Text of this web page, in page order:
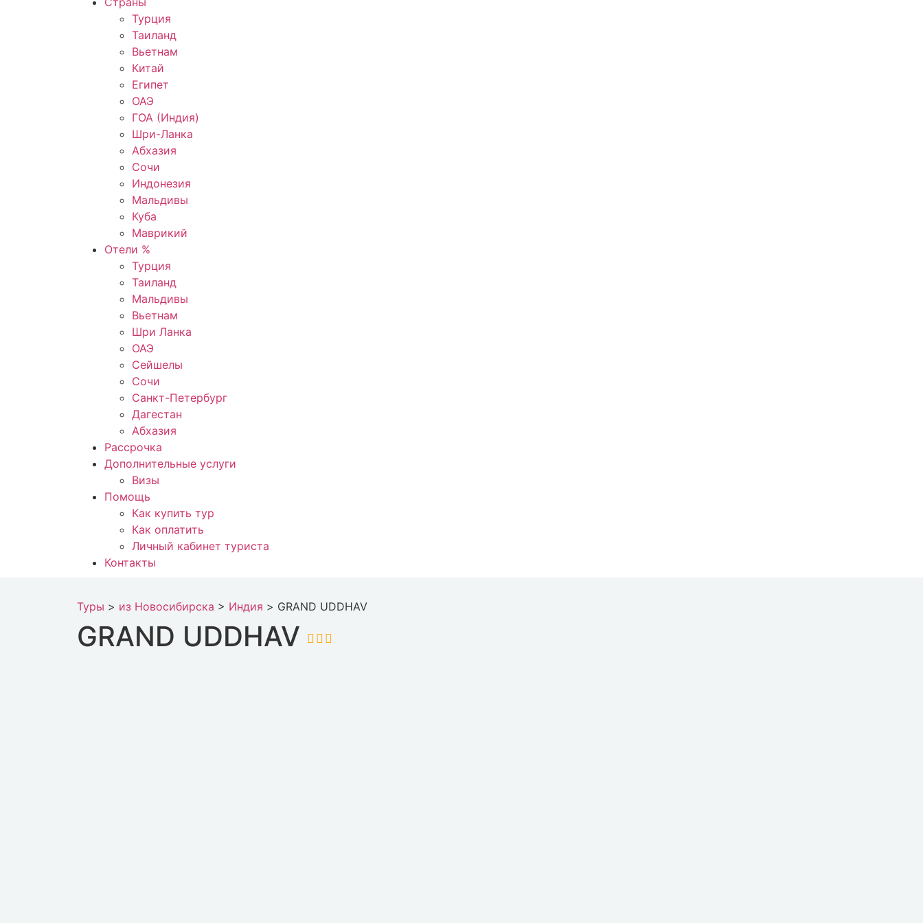
Турция
Таиланд
Вьетнам
Китай
Египет
ОАЭ
ГОА (Индия)
Шри-Ланка
Абхазия
Сочи
Индонезия
Мальдивы
Куба
Маврикий
Отели %
Турция
Таиланд
Мальдивы
Вьетнам
Шри Ланка
ОАЭ
Сейшелы
Сочи
Санкт-Петербург
Дагестан
Абхазия
Рассрочка
Дополнительные услуги
Визы
Помощь
Как купить тур
Как оплатить
Личный кабинет туриста
Контакты
Туры > из Новосибирска > Индия > GRAND UDDHAV
GRAND UDDHAV